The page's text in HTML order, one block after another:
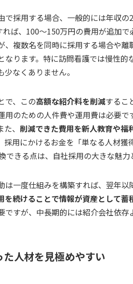
で採用する場合、一般的には年収
ば、100〜150万円の費用が追加
、複数名を同時に採用する場合や
なります。特に訪問看護では慢性
なくありません。
で、この高額な紹介料を削減するこ
用のための人件費や運用費は必要
、 削減できた費用を新人教育や福
採用にかけるお金を「単なる人材獲
できる点は、自社採用の大きな魅力
は一度仕組みを構築すれば、翌年
を続けることで情報が資産として
すが、中長期的には紹介会社依存
人材を見極めやすい